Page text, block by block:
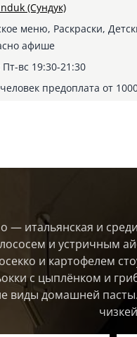
(Сундук)
меню, Раскраски,
афише
Пт-вс 19:30-21:30
предоплата от
— итальянская и
и устричным
и картофелем
с цыплёнком и
виды домашней